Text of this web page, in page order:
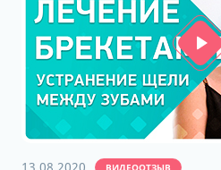
ВИДЕООТЗЫВ